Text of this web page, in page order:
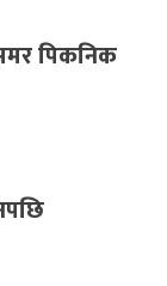
पिकनिक